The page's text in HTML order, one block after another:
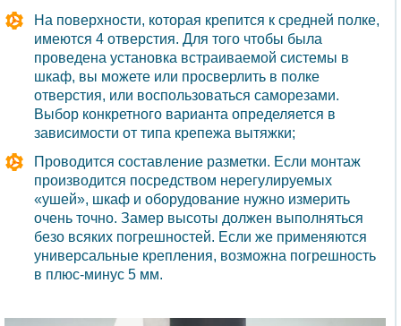
На поверхности, которая крепится к средней полке,
имеются 4 отверстия. Для того чтобы была
проведена установка встраиваемой системы в
шкаф, вы можете или просверлить в полке
отверстия, или воспользоваться саморезами.
Выбор конкретного варианта определяется в
зависимости от типа крепежа вытяжки;
Проводится составление разметки. Если монтаж
производится посредством нерегулируемых
«ушей», шкаф и оборудование нужно измерить
очень точно. Замер высоты должен выполняться
безо всяких погрешностей. Если же применяются
универсальные крепления, возможна погрешность
в плюс-минус 5 мм.